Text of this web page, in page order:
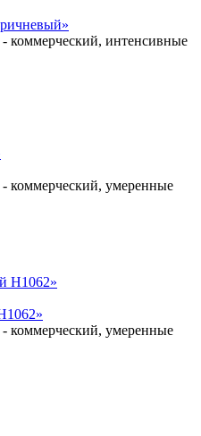
- коммерческий, интенсивные
- коммерческий, умеренные
- коммерческий, умеренные